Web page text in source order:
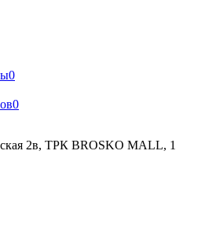
0
0
2в, ТРК BROSKO MALL, 1